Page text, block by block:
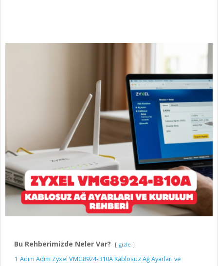
Bu Rehberimizde Neler Var? gizle
1 Adım Adım Zyxel VMG8924-B10A Kablosuz Ağ Ayarları ve